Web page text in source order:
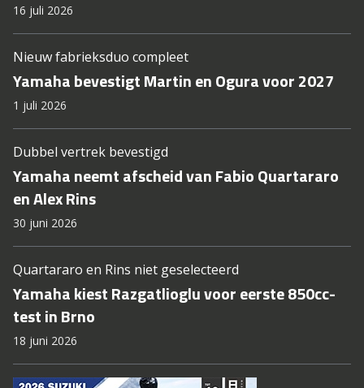
16 juli 2026
Nieuw fabrieksduo compleet
Yamaha bevestigt Martin en Ogura voor 2027
1 juli 2026
Dubbel vertrek bevestigd
Yamaha neemt afscheid van Fabio Quartararo
en Alex Rins
30 juni 2026
Quartararo en Rins niet geselecteerd
Yamaha kiest Razgatlioglu voor eerste 850cc-
test in Brno
18 juni 2026